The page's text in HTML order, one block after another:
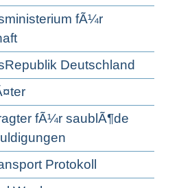
fÃ¼r
Deutschland
fÃ¼r saublÃ¶de
Protokoll